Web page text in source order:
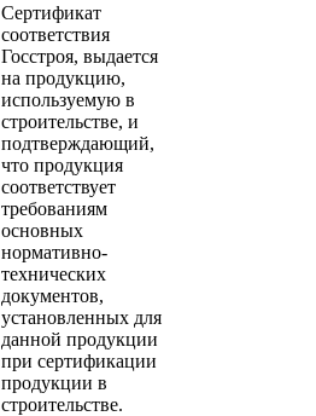
Сертификат
соответствия
Госстроя, выдается
на продукцию,
используемую в
строительстве, и
подтверждающий,
что продукция
соответствует
требованиям
основных
нормативно-
технических
документов,
установленных для
данной продукции
при сертификации
продукции в
строительстве.